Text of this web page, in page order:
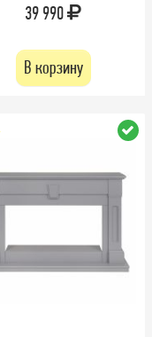
39 990
В корзину